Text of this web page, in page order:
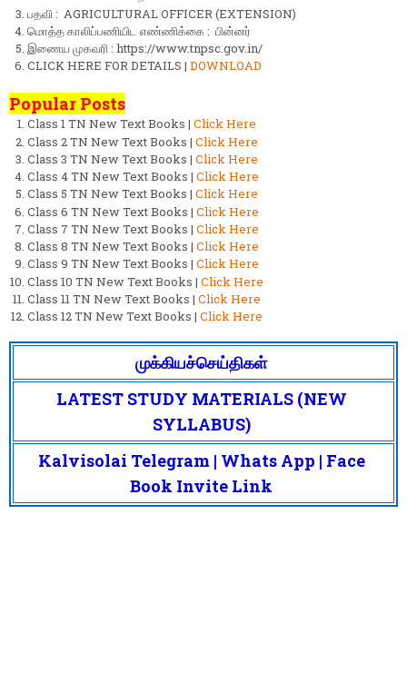
பதவி : AGRICULTURAL OFFICER (EXTENSION)
மொத்த காலிப்பணியிட எண்ணிக்கை : பின்னர்
இணைய முகவரி : https://www.tnpsc.gov.in/
CLICK HERE FOR DETAILS | DOWNLOAD
Popular Posts
Class 1 TN New Text Books | Click Here
Class 2 TN New Text Books | Click Here
Class 3 TN New Text Books | Click Here
Class 4 TN New Text Books | Click Here
Class 5 TN New Text Books | Click Here
Class 6 TN New Text Books | Click Here
Class 7 TN New Text Books | Click Here
Class 8 TN New Text Books | Click Here
Class 9 TN New Text Books | Click Here
Class 10 TN New Text Books | Click Here
Class 11 TN New Text Books | Click Here
Class 12 TN New Text Books | Click Here
முக்கியச்செய்திகள்
LATEST STUDY MATERIALS (NEW
SYLLABUS)
Kalvisolai Telegram | Whats App | Face
Book Invite Link